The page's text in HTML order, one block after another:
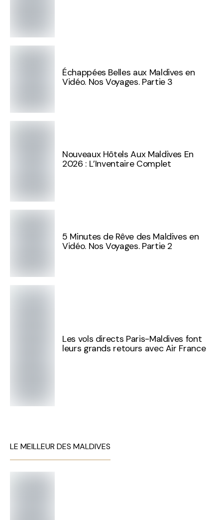
Échappées Belles aux Maldives en
Vidéo. Nos Voyages. Partie 3
Nouveaux Hôtels Aux Maldives En
2026 : L’Inventaire Complet
5 Minutes de Rêve des Maldives en
Vidéo. Nos Voyages. Partie 2
Les vols directs Paris-Maldives font
leurs grands retours avec Air France
LE MEILLEUR DES MALDIVES